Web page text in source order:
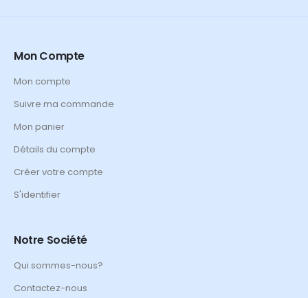
Mon Compte
Mon compte
Suivre ma commande
Mon panier
Détails du compte
Créer votre compte
S'identifier
Notre Société
Qui sommes-nous?
Contactez-nous